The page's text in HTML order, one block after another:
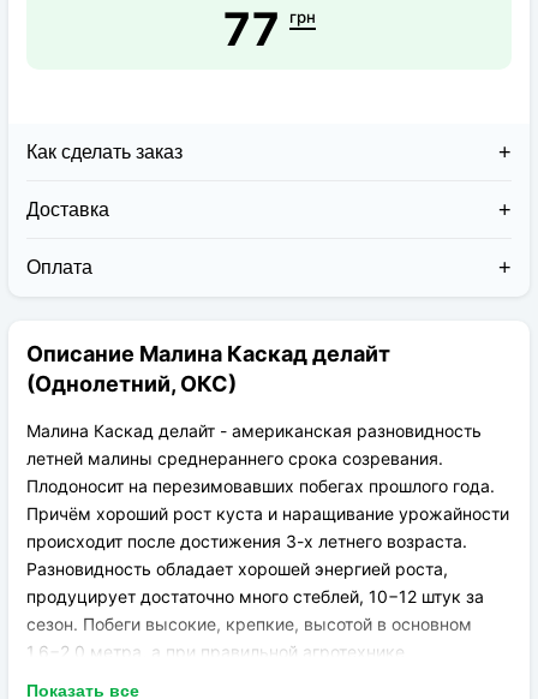
77 грн
Как сделать заказ
Доставка
курьерскими службами:
транспортировки вплоть до 14 дней (с учётом
хранения на складе).
Оплата
На карту приват банка перед отправкой;
По выставленному счёту (реквизитам
юридического лица);
Описание Малина Каскад делайт
(Однолетний, ОКС)
Малина Каскад делайт - американская разновидность
летней малины среднераннего срока созревания.
Плодоносит на перезимовавших побегах прошлого года.
Причём хороший рост куста и наращивание урожайности
происходит после достижения 3-х летнего возраста.
Разновидность обладает хорошей энергией роста,
продуцирует достаточно много стеблей, 10−12 штук за
сезон. Побеги высокие, крепкие, высотой в основном
1,6−2,0 метра, а при правильной агротехнике
Показать все